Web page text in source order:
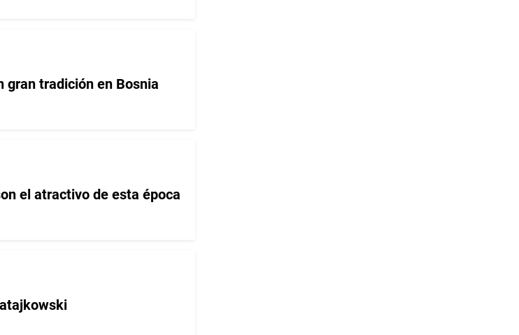
gran tradición en Bosnia
el atractivo de esta época